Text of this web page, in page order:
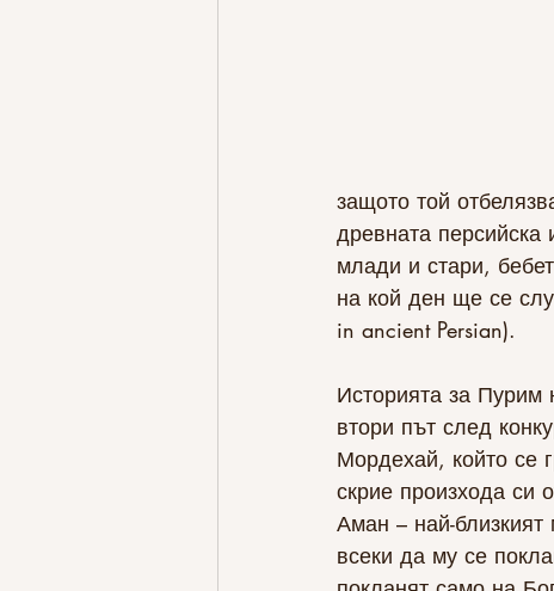
защото той
древната
млади и стари,
на кой ден ще се
in ancient Persian).
Историята за
втори път след
Мордехай, който се
скрие произхода си
Аман – най-
всеки да му се